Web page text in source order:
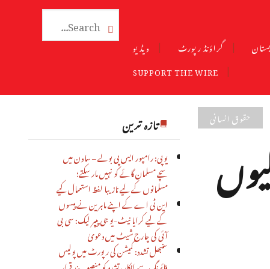
گراؤنڈ رپورٹ
ویڈیو
SUPPORT THE WIRE

تازہ ترین
یوپی: رامپور ایس پی بولے – ساون میں
سچے مسلمان گائے کو نہیں مار سکتے؛
مسلمانوں کے لیے نازیبا لفظ استعمال کیے
این ٹی اے کے اپنے ماہرین نے پیسوں
کے لیے کرایا نیٹ-یو جی پیپر لیک: سی بی
آئی کی چارج شیٹ میں دعویٰ
سنبھل تشدد: کمیشن کی رپورٹ میں پولیس
حقوق انسانی